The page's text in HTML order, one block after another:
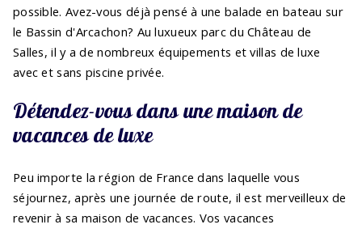
possible. Avez-vous déjà pensé à une balade en bateau sur
le Bassin d'Arcachon? Au luxueux parc du Château de
Salles, il y a de nombreux équipements et villas de luxe
avec et sans piscine privée.
Détendez-vous dans une maison de
vacances de luxe
Peu importe la région de France dans laquelle vous
séjournez, après une journée de route, il est merveilleux de
revenir à sa maison de vacances. Vos vacances